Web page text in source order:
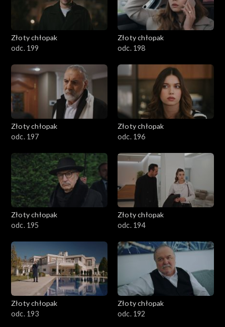
Złoty chłopak
odc. 199
Złoty chłopak
odc. 198
Złoty chłopak
odc. 197
Złoty chłopak
odc. 196
Złoty chłopak
odc. 195
Złoty chłopak
odc. 194
Złoty chłopak
odc. 193
Złoty chłopak
odc. 192